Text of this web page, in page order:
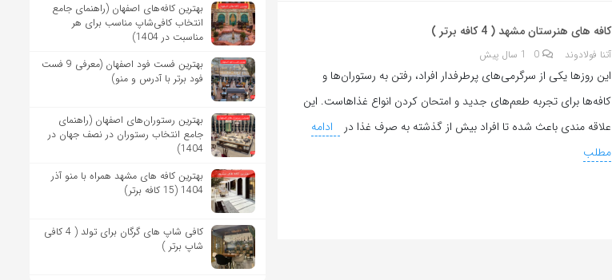
کافه های هنرستان مشهد ( 4 کافه برتر )
آتنا فولادوند 0 1 سال پیش
این روزها یکی از سرگرمی‌های پرطرفدار افراد، رفتن به رستوران‌ها و
کافه‌ها برای تجربه طعم‌های جدید و امتحان کردن انواع غذاهاست. این
علاقه مندی باعث شده تا افراد بیش از گذشته به صرف غذا در
ادامه
مطلب
بهترین کافه‌های اصفهان (راهنمای جامع
انتخاب کافی‌شاپ مناسب برای هر
مناسبت در 1404)
بهترین فست فود اصفهان (معرفی 9 فست
فود برتر با آدرس و منو)
بهترین رستوران‌های اصفهان (راهنمای
جامع انتخاب رستوران در نصف جهان در
1404)
بهترین کافه های مشهد همراه با منو آذر
1404 (15 کافه برتر)
کافی شاپ های گرگان برای تولد ( 4 کافی
شاپ برتر )